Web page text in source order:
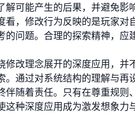
解可能产生的后果，并避免影
看，修改行为反映的是玩家对
的问题。合理的探索精神，应
修改理念展开的深度应用，
。通过对系统结构的理解与再
伴随着责任。只有在尊重规
这种深度应用成为激发想象力